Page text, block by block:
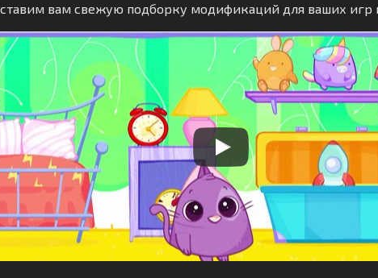
вам свежую подборку модификаций для ваших игр